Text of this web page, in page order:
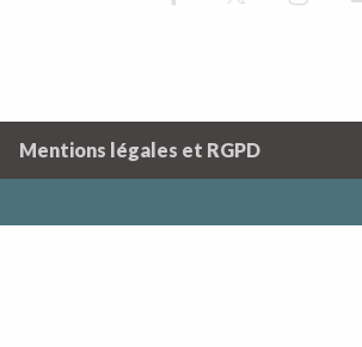
Mentions légales et RGPD